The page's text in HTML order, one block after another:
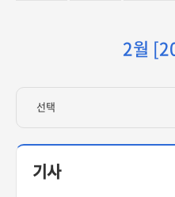
2월
선택
기사